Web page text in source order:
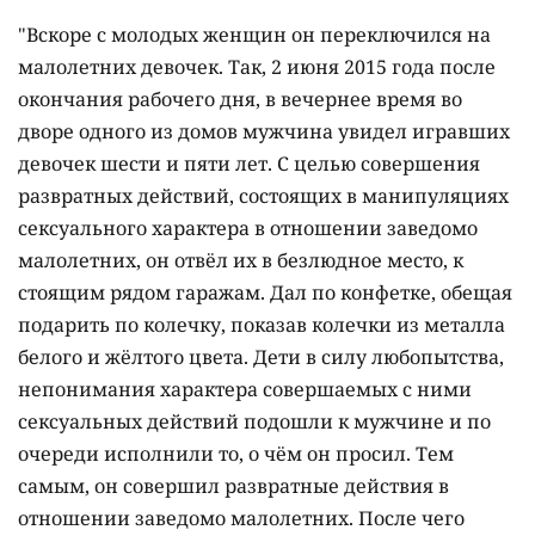
"Вскоре с молодых женщин он переключился на
малолетних девочек. Так, 2 июня 2015 года после
окончания рабочего дня, в вечернее время во
дворе одного из домов мужчина увидел игравших
девочек шести и пяти лет. С целью совершения
развратных действий, состоящих в манипуляциях
сексуального характера в отношении заведомо
малолетних, он отвёл их в безлюдное место, к
стоящим рядом гаражам. Дал по конфетке, обещая
подарить по колечку, показав колечки из металла
белого и жёлтого цвета. Дети в силу любопытства,
непонимания характера совершаемых с ними
сексуальных действий подошли к мужчине и по
очереди исполнили то, о чём он просил. Тем
самым, он совершил развратные действия в
отношении заведомо малолетних. После чего